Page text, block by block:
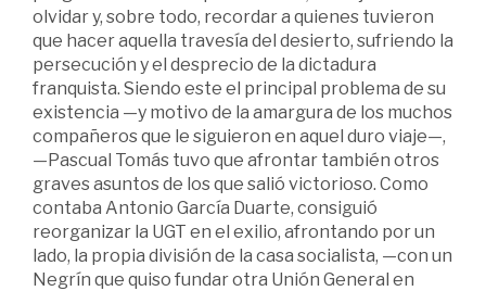
olvidar y, sobre todo, recordar a quienes tuvieron
que hacer aquella travesía del desierto, sufriendo la
persecución y el desprecio de la dictadura
franquista. Siendo este el principal problema de su
existencia —y motivo de la amargura de los muchos
compañeros que le siguieron en aquel duro viaje—,
—Pascual Tomás tuvo que afrontar también otros
graves asuntos de los que salió victorioso. Como
contaba Antonio García Duarte, consiguió
reorganizar la UGT en el exilio, afrontando por un
lado, la propia división de la casa socialista, —con un
Negrín que quiso fundar otra Unión General en